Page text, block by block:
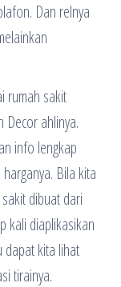
Dan relnya
rumah sakit
Decor ahlinya.
info lengkap
Bila kita
dibuat dari
kali diaplikasikan
dapat kita lihat
tirainya.